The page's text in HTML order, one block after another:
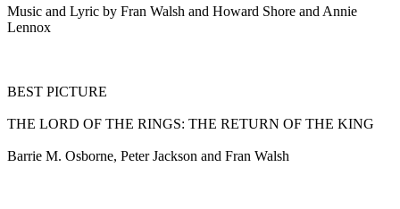
Music and Lyric by Fran Walsh and Howard Shore and Annie
Lennox
BEST PICTURE
THE LORD OF THE RINGS: THE RETURN OF THE KING
Barrie M. Osborne, Peter Jackson and Fran Walsh